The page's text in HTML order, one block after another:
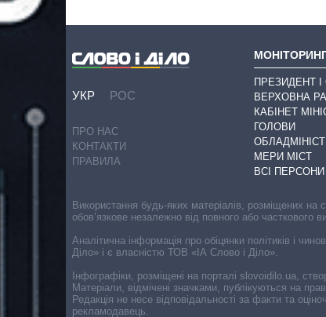
УКР РОС
ПРО НАС
КОНТАКТИ
ПРАВИЛА
ПРЕЗИДЕНТ І
ВЕРХОВНА
КАБІНЕТ
ГОЛОВИ
МЕРИ МІСТ
ВСІ ПЕРСОНИ
Використання будь-яких матеріалів, розміщених
обов’язкове незалежно від повного або часткового
Аналітична інформація про обіцянки політиків і
Діло» і є власністю ТОВ «ІА Слово і Діло».
Інфографіки, розміщені на порталі slovoidilo.ua,
Матеріали, відмічені значками, публікуються на
Редакція не несе відповідальності за факти та
рекламодавець.